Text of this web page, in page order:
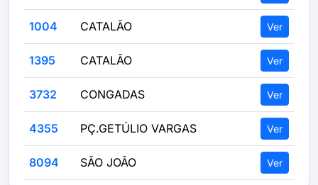
1004 CATALÃO Ver
1395 CATALÃO Ver
3732 CONGADAS Ver
4355 PÇ.GETÚLIO VARGAS Ver
8094 SÃO JOÃO Ver